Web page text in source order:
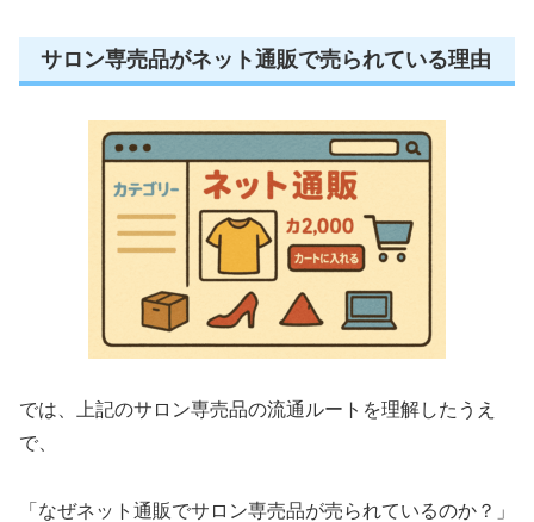
サロン専売品がネット通販で売られている理由
では、上記のサロン専売品の流通ルートを理解したうえ
で、
「なぜネット通販でサロン専売品が売られているのか？」